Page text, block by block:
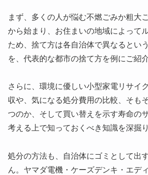
まず、多くの人が悩む不燃ごみか粗大
から始まり、お住まいの地域によって
ため、捨て方は各自治体で異なるとい
を、代表的な都市の捨て方を例にご紹
さらに、環境に優しい小型家電リサイ
収や、気になる処分費用の比較、そも
つのか、そして買い替えを示す寿命の
考える上で知っておくべき知識を深掘
処分の方法も、自治体にゴミとして出
ん。ヤマダ電機・ケーズデンキ・エデ